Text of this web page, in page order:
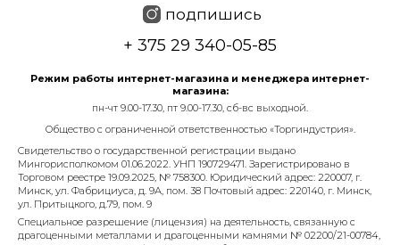
подпишись
+ 375 29 340-05-85
Режим работы интернет-магазина и менеджера интернет-
магазина:
пн-чт 9.00-17.30, пт 9.00-17.30, сб-вс выходной.
Общество с ограниченной ответственностью «Торгиндустрия».
Свидетельство о государственной регистрации выдано
Мингорисполкомом 01.06.2022. УНП 190729471. Зарегистрировано в
Торговом реестре 19.09.2025, № 758300. Юридический адрес: 220007, г.
Минск, ул. Фабрициуса, д. 9А, пом. 38 Почтовый адрес: 220140, г. Минск,
ул. Притыцкого, д.79, пом. 9
Специальное разрешение (лицензия) на деятельность, связанную с
драгоценными металлами и драгоценными камнями № 02200/21-00784,